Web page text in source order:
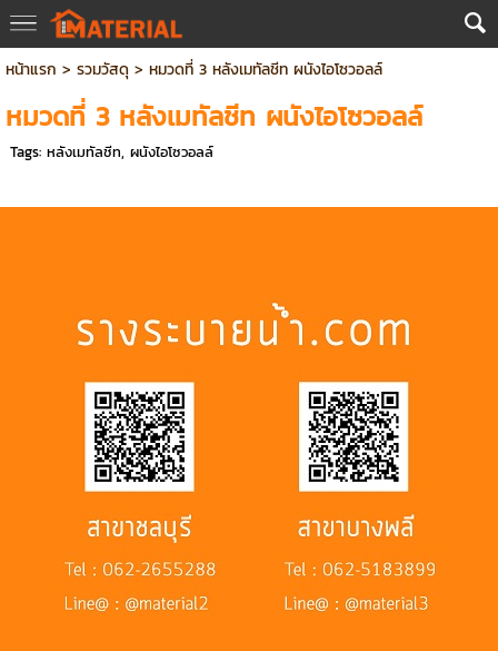
หน้าแรก > รวมวัสดุ> หมวดที่ 3 หลังเมทัลชีท ผนังไอโซวอลล์
หมวดที่ 3 หลังเมทัลชีท ผนังไอโซวอลล์
Tags: หลังเมทัลชีท, ผนังไอโซวอลล์